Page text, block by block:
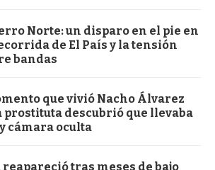
Norte: un disparo en el pie en
de El País y la tensión
bandas
que vivió Nacho Álvarez
prostituta descubrió que llevaba
cámara oculta
reapareció tras meses de bajo